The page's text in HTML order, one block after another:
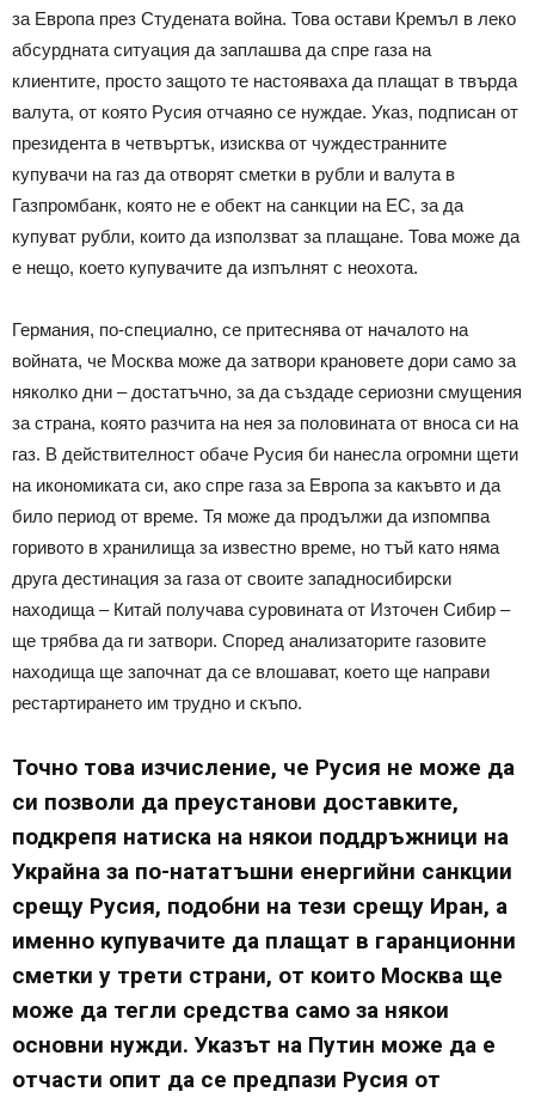
за Европа през Студената война. Това остави Кремъл в леко
абсурдната ситуация да заплашва да спре газа на
клиентите, просто защото те настояваха да плащат в твърда
валута, от която Русия отчаяно се нуждае. Указ, подписан от
президента в четвъртък, изисква от чуждестранните
купувачи на газ да отворят сметки в рубли и валута в
Газпромбанк, която не е обект на санкции на ЕС, за да
купуват рубли, които да използват за плащане. Това може да
е нещо, което купувачите да изпълнят с неохота.
Германия, по-специално, се притеснява от началото на
войната, че Москва може да затвори крановете дори само за
няколко дни – достатъчно, за да създаде сериозни смущения
за страна, която разчита на нея за половината от вноса си на
газ. В действителност обаче Русия би нанесла огромни щети
на икономиката си, ако спре газа за Европа за какъвто и да
било период от време. Тя може да продължи да изпомпва
горивото в хранилища за известно време, но тъй като няма
друга дестинация за газа от своите западносибирски
находища – Китай получава суровината от Източен Сибир –
ще трябва да ги затвори. Според анализаторите газовите
находища ще започнат да се влошават, което ще направи
рестартирането им трудно и скъпо.
Точно това изчисление, че Русия не може да
си позволи да преустанови доставките,
подкрепя натиска на някои поддръжници на
Украйна за по-нататъшни енергийни санкции
срещу Русия, подобни на тези срещу Иран, а
именно купувачите да плащат в гаранционни
сметки у трети страни, от които Москва ще
може да тегли средства само за някои
основни нужди. Указът на Путин може да е
отчасти опит да се предпази Русия от